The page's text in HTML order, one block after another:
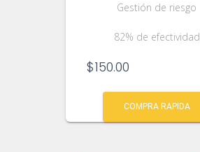
Gestión de riesgo
82% de efectividad
$150.00
COMPRA RAPIDA